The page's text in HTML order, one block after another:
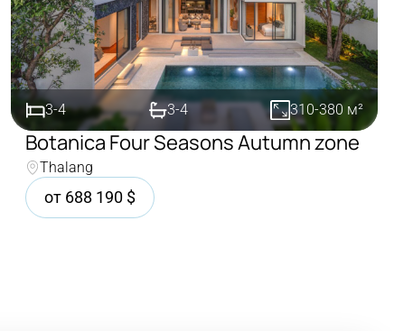
3-4 3-4 310-380 м²
Покупка
Botanica Four Seasons Autumn zone
Thalang
от 688 190 $